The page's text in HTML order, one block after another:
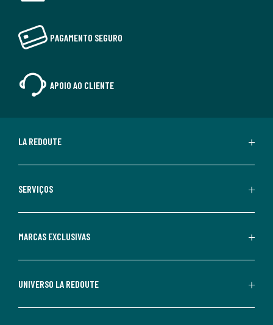
PAGAMENTO SEGURO
APOIO AO CLIENTE
LA REDOUTE
SERVIÇOS
MARCAS EXCLUSIVAS
UNIVERSO LA REDOUTE